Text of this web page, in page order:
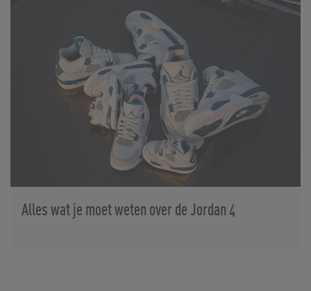
Alles wat je moet weten over de Jordan 4